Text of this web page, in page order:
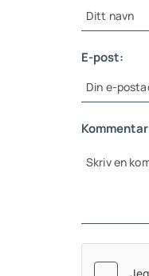
E-post:
Kommentar